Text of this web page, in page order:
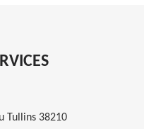
Tullins 38210